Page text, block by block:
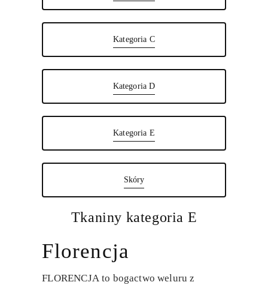
Kategoria C
Kategoria D
Kategoria E
Skóry
Tkaniny kategoria E
Florencja
FLORENCJAto bogactwo weluru z